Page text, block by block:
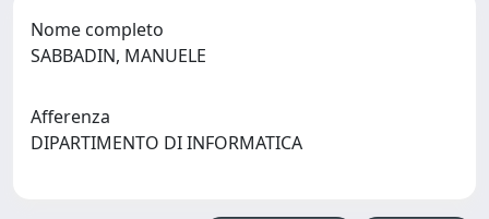
Nome completo
SABBADIN, MANUELE
Afferenza
DIPARTIMENTO DI INFORMATICA